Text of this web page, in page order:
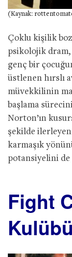
(Kaynak:
Çoklu kişilik
psikolojik
genç bir
üstlenen hırslı
müvekkilinin
başlama
Norton’ın
şekilde
karmaşık
potansiyelini
Fight